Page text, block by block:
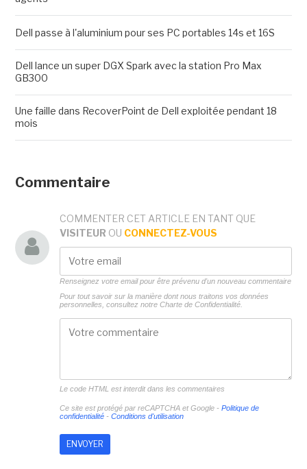
Dell passe à l'aluminium pour ses PC portables 14s et 16S
Dell lance un super DGX Spark avec la station Pro Max
GB300
Une faille dans RecoverPoint de Dell exploitée pendant 18
mois
Commentaire
COMMENTER CET ARTICLE EN TANT QUE
VISITEUR OU CONNECTEZ-VOUS
Renseignez votre email pour être prévenu d'un nouveau commentaire
Pour tout savoir sur la manière dont nous traitons vos données
personnelles, consultez notre Charte de Confidentialité.
Le code HTML est interdit dans les commentaires
Ce site est protégé par reCAPTCHA et Google - Politique de
confidentialité- Conditions d'utilisation